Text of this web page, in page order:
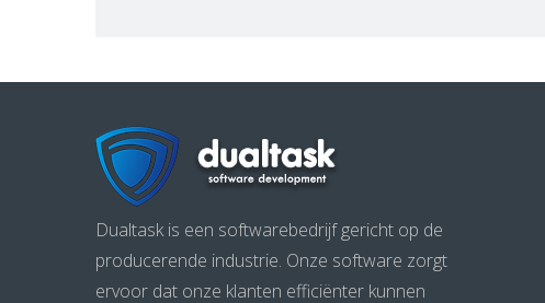
Dualtask is een softwarebedrijf gericht op de
producerende industrie. Onze software zorgt
ervoor dat onze klanten efficiënter kunnen